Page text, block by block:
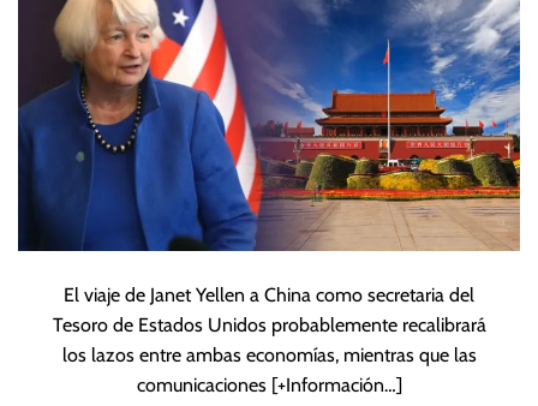
El viaje de Janet Yellen a China como secretaria del
Tesoro de Estados Unidos probablemente recalibrará
los lazos entre ambas economías, mientras que las
comunicaciones [+Información…]